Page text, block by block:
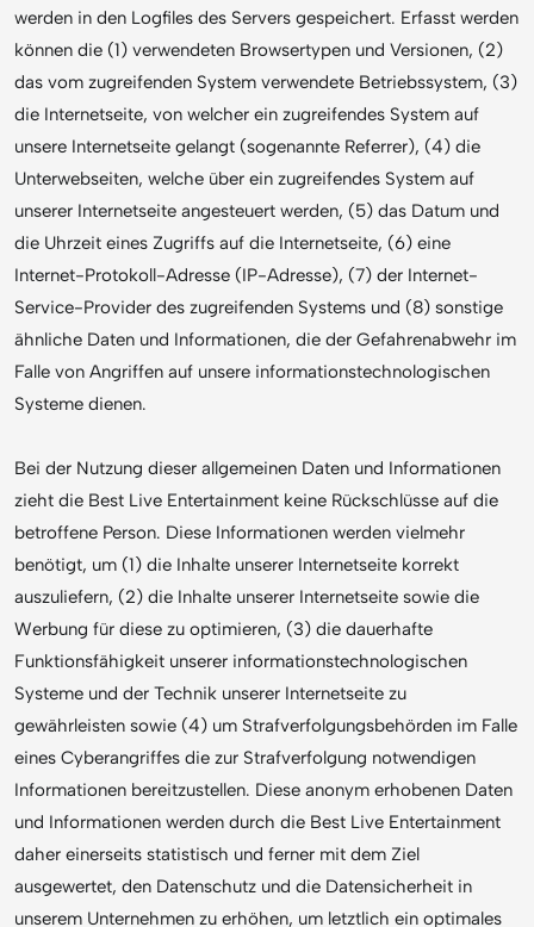
werden in den Logfiles des Servers gespeichert. Erfasst werden
können die (1) verwendeten Browsertypen und Versionen, (2)
das vom zugreifenden System verwendete Betriebssystem, (3)
die Internetseite, von welcher ein zugreifendes System auf
unsere Internetseite gelangt (sogenannte Referrer), (4) die
Unterwebseiten, welche über ein zugreifendes System auf
unserer Internetseite angesteuert werden, (5) das Datum und
die Uhrzeit eines Zugriffs auf die Internetseite, (6) eine
Internet-Protokoll-Adresse (IP-Adresse), (7) der Internet-
Service-Provider des zugreifenden Systems und (8) sonstige
ähnliche Daten und Informationen, die der Gefahrenabwehr im
Falle von Angriffen auf unsere informationstechnologischen
Systeme dienen.
Bei der Nutzung dieser allgemeinen Daten und Informationen
zieht die Best Live Entertainment keine Rückschlüsse auf die
betroffene Person. Diese Informationen werden vielmehr
benötigt, um (1) die Inhalte unserer Internetseite korrekt
auszuliefern, (2) die Inhalte unserer Internetseite sowie die
Werbung für diese zu optimieren, (3) die dauerhafte
Funktionsfähigkeit unserer informationstechnologischen
Systeme und der Technik unserer Internetseite zu
gewährleisten sowie (4) um Strafverfolgungsbehörden im Falle
eines Cyberangriffes die zur Strafverfolgung notwendigen
Informationen bereitzustellen. Diese anonym erhobenen Daten
und Informationen werden durch die Best Live Entertainment
daher einerseits statistisch und ferner mit dem Ziel
ausgewertet, den Datenschutz und die Datensicherheit in
unserem Unternehmen zu erhöhen, um letztlich ein optimales